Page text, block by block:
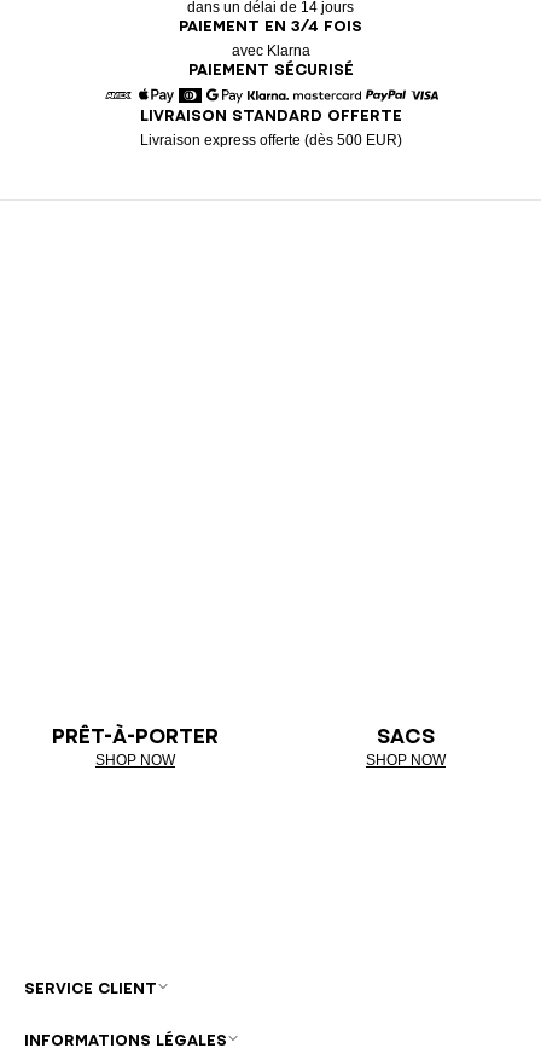
dans un délai de 14 jours
PAIEMENT EN 3/4 FOIS
avec Klarna
PAIEMENT SÉCURISÉ
American Express
Apple Pay
DinersGoogle Pay
Klarna MastercardPaypal
LIVRAISON STANDARD OFFERTE
Livraison express offerte (dès 500 EUR)
PRÊT-À-PORTER
SHOP NOW
SACS
SHOP NOW
SERVICE CLIENT
INFORMATIONS LÉGALES